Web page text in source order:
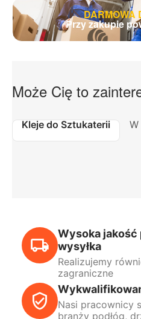
DARMOWA
Przy zakupie
Może Cię to
Kleje do Sztukaterii
Wysoka
wysyłka
Realizujemy
zagraniczne
Nasi pracownicy
branży podłóg,